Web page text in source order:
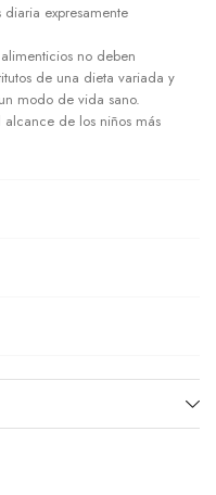
expresamente
no deben
de una dieta variada y
modo de vida sano.
de los niños más